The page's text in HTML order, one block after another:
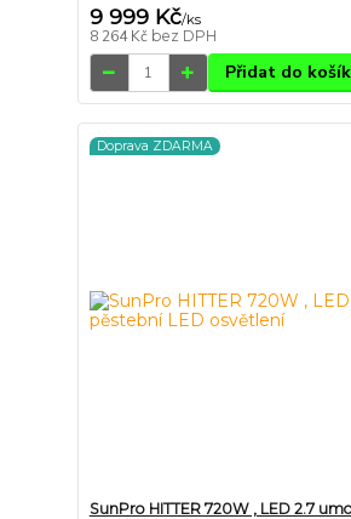
9 999 Kč/ks
8 264 Kč bez DPH
Přidat do
Doprava ZDARMA
SunPro HITTER 720W , LED 2.7